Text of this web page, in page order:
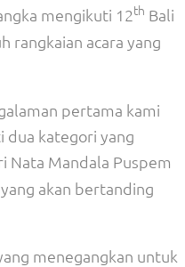
mengikuti 12th Bali
rangkaian acara yang
pertama kami
dua kategori yang
Nata Mandala Puspem
akan bertanding
menegangkan untuk